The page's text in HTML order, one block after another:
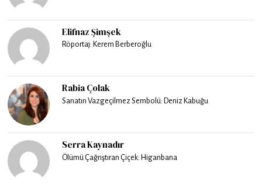
Elifnaz Şimşek
Röportaj: Kerem Berberoğlu
Rabia Çolak
Sanatın Vazgeçilmez Sembolü: Deniz Kabuğu
Serra Kaynadır
Ölümü Çağrıştıran Çiçek: Higanbana